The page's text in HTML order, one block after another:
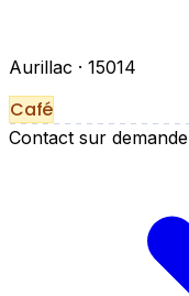
Aurillac · 15014
Café
Contact sur demande